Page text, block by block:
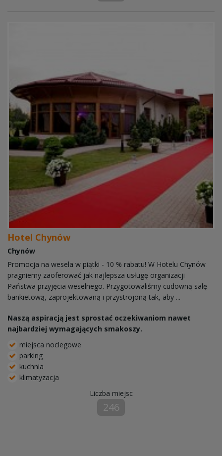
Hotel Chynów
Chynów
Promocja na wesela w piątki - 10 % rabatu! W Hotelu Chynów
pragniemy zaoferować jak najlepsza usługę organizacji
Państwa przyjęcia weselnego. Przygotowaliśmy cudowną salę
bankietową, zaprojektowaną i przystrojoną tak, aby ...
Naszą aspiracją jest sprostać oczekiwaniom nawet
najbardziej wymagających smakoszy.
miejsca noclegowe
parking
kuchnia
klimatyzacja
Liczba miejsc
246